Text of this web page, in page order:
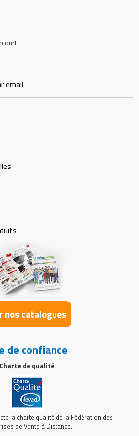
email
nos catalogues
de confiance
Charte de qualité
la charte qualité de la Fédération des
de Vente à Distance.